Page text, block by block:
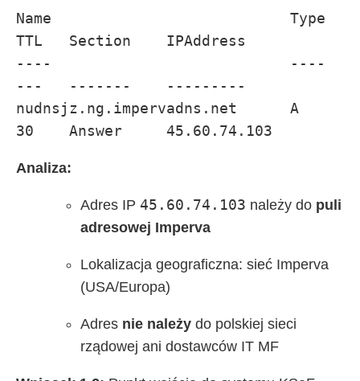
Name                           Type
TTL   Section    IPAddress
----                           ----
---   -------    ---------
nudnsjz.ng.impervadns.net      A
30    Answer     45.60.74.103
Analiza:
Adres IP 45.60.74.103 należy do puli
adresowej Imperva
Lokalizacja geograficzna: sieć Imperva
(USA/Europa)
Adres nie należy do polskiej sieci
rządowej ani dostawców IT MF